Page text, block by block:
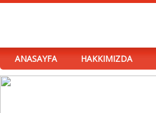
ANASAYFA HAKKIMIZDA